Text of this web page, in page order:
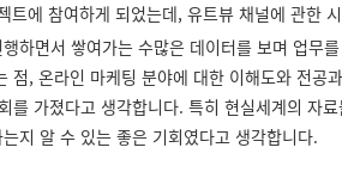
트에 참여하게 되었는데, 유트뷰 채널에 관한
하면서 쌓여가는 수많은 데이터를 보며 업무
점, 온라인 마케팅 분야에 대한 이해도와 전공
를 가졌다고 생각합니다. 특히 현실세계의 자
지 알 수 있는 좋은 기회였다고 생각합니다.